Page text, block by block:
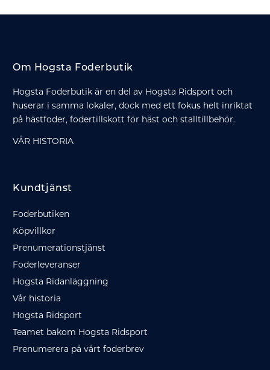
Om Hogsta Foderbutik
Hogsta Foderbutik är en del av Hogsta Ridsport och
huserar i samma lokaler, dock med ett fokus helt inriktat
på hästfoder, fodertillskott för häst och stalltillbehör.
VÅR HISTORIA
Kundtjänst
Foderbutiken
Köpvillkor
Prenumerationstjänst
Foderleveranser
Hogsta Ridanläggning
Vår historia
Hogsta Ridsport
Teamet bakom Hogsta Ridsport
Prenumerera på vårt foderbrev